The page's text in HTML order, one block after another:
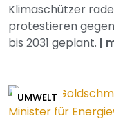
Klimaschützer
protestieren
bis 2031 geplant. |
UMWELT